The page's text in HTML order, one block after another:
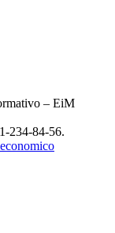
– EiM
234-84-56.